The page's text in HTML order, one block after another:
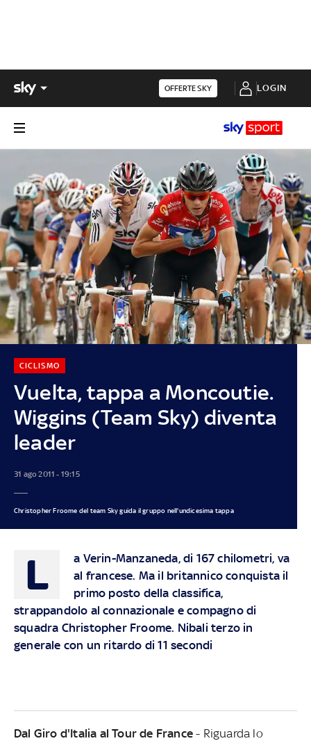
OFFERTE SKY LOGIN
Vuelta, tappa a Moncoutie.
Wiggins (Team Sky) diventa
leader
CICLISMO
31 ago 2011 - 19:15
Christopher Froome del team Sky guida il gruppo nell'undicesima tappa
L
a Verin-Manzaneda, di 167 chilometri, va
al francese. Ma il britannico conquista il
primo posto della classifica,
strappandolo al connazionale e compagno di
squadra Christopher Froome. Nibali terzo in
generale con un ritardo di 11 secondi
Dal Giro d'Italia al Tour de France- Riguarda lo